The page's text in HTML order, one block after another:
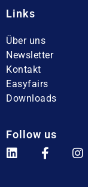
Links
Über uns
Newsletter
Kontakt
Easyfairs
Downloads
Follow us